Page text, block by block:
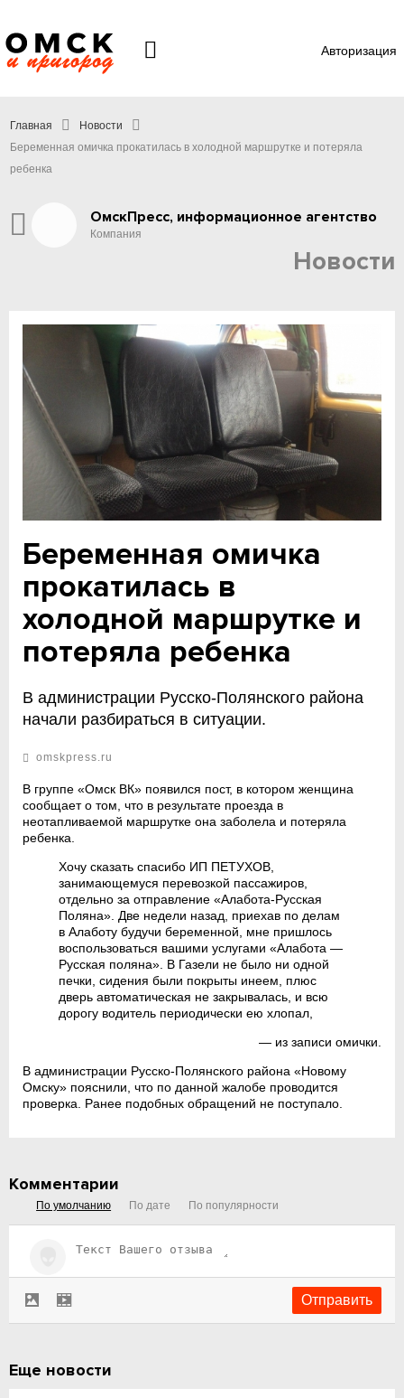
Авторизация
Главная
Новости
Беременная омичка прокатилась в холодной маршрутке и потеряла
ребенка
ОмскПресс, информационное агентство
Компания
Новости
Беременная омичка
прокатилась в
холодной маршрутке и
потеряла ребенка
В администрации Русско-Полянского района
начали разбираться в ситуации.
omskpress.ru
В группе «Омск ВК» появился пост, в котором женщина
сообщает о том, что в результате проезда в
неотапливаемой маршрутке она заболела и потеряла
ребенка.
Хочу сказать спасибо ИП ПЕТУХОВ,
занимающемуся перевозкой пассажиров,
отдельно за отправление «Алабота-Русская
Поляна». Две недели назад, приехав по делам
в Алаботу будучи беременной, мне пришлось
воспользоваться вашими услугами «Алабота —
Русская поляна». В Газели не было ни одной
печки, сидения были покрыты инеем, плюс
дверь автоматическая не закрывалась, и всю
дорогу водитель периодически ею хлопал,
— из записи омички.
В администрации Русско-Полянского района «Новому
Омску» пояснили, что по данной жалобе проводится
проверка. Ранее подобных обращений не поступало.
Комментарии
По умолчанию По дате По популярности
Еще новости